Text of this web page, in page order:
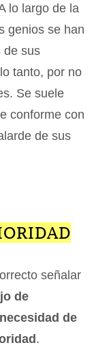
lo largo de la
genios se han
de sus
tanto, por no
Se suele
conforme con
de sus
señalar
de
de
.